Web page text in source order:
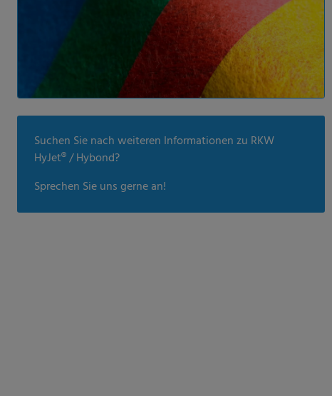
Suchen Sie nach weiteren Informationen zu RKW
HyJet® / Hybond?
Sprechen Sie uns gerne an!